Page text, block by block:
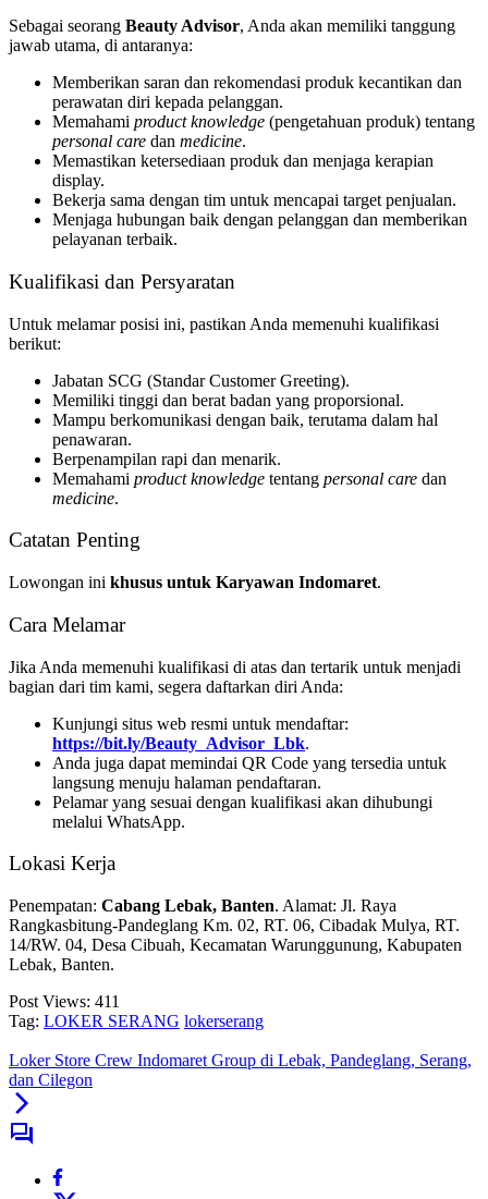
Sebagai seorang Beauty Advisor, Anda akan memiliki tanggung
jawab utama, di antaranya:
Memberikan saran dan rekomendasi produk kecantikan dan
perawatan diri kepada pelanggan.
Memahami product knowledge (pengetahuan produk) tentang
personal care dan medicine.
Memastikan ketersediaan produk dan menjaga kerapian
display.
Bekerja sama dengan tim untuk mencapai target penjualan.
Menjaga hubungan baik dengan pelanggan dan memberikan
pelayanan terbaik.
Kualifikasi dan Persyaratan
Untuk melamar posisi ini, pastikan Anda memenuhi kualifikasi
berikut:
Jabatan SCG (Standar Customer Greeting).
Memiliki tinggi dan berat badan yang proporsional.
Mampu berkomunikasi dengan baik, terutama dalam hal
penawaran.
Berpenampilan rapi dan menarik.
Memahami product knowledge tentang personal care dan
medicine.
Catatan Penting
Lowongan ini khusus untuk Karyawan Indomaret.
Cara Melamar
Jika Anda memenuhi kualifikasi di atas dan tertarik untuk menjadi
bagian dari tim kami, segera daftarkan diri Anda:
Kunjungi situs web resmi untuk mendaftar:
https://bit.ly/Beauty_Advisor_Lbk.
Anda juga dapat memindai QR Code yang tersedia untuk
langsung menuju halaman pendaftaran.
Pelamar yang sesuai dengan kualifikasi akan dihubungi
melalui WhatsApp.
Lokasi Kerja
Penempatan: Cabang Lebak, Banten. Alamat: Jl. Raya
Rangkasbitung-Pandeglang Km. 02, RT. 06, Cibadak Mulya, RT.
14/RW. 04, Desa Cibuah, Kecamatan Warunggunung, Kabupaten
Lebak, Banten.
Post Views: 411
Tag: LOKER SERANG lokerserang
Loker Store Crew Indomaret Group di Lebak, Pandeglang, Serang,
dan Cilegon